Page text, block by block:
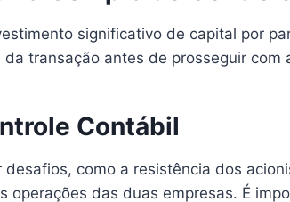
significativo de capital por
transação antes de prosseguir com
Contábil
como a resistência dos
das duas empresas. É